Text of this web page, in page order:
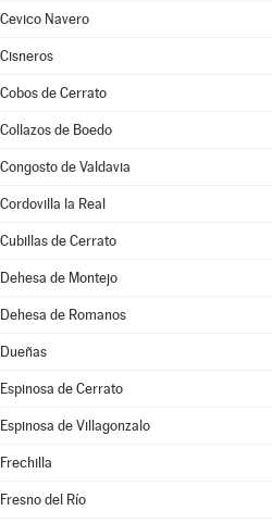
Cevico Navero
Cisneros
Cobos de Cerrato
Collazos de Boedo
Congosto de Valdavia
Cordovilla la Real
Cubillas de Cerrato
Dehesa de Montejo
Dehesa de Romanos
Dueñas
Espinosa de Cerrato
Espinosa de Villagonzalo
Frechilla
Fresno del Río